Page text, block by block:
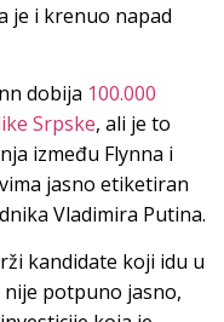
je i krenuo napad
dobija 100.000
Srpske, ali je to
između Flynna i
jasno etiketiran
Vladimira Putina.
kandidate koji idu u
potpuno jasno,